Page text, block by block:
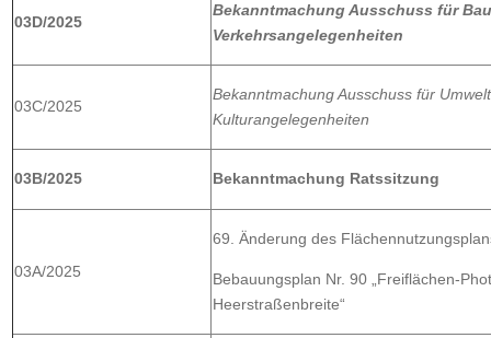
03D/2025
Bekanntmachung Ausschuss für
Verkehrsangelegenheiten
03C/2025
Bekanntmachung Ausschuss für
Kulturangelegenheiten
03B/2025 Bekanntmachung Ratssitzung
03A/2025
69. Änderung des
Bebauungsplan Nr. 90 „Freiflächen-
Heerstraßenbreite“